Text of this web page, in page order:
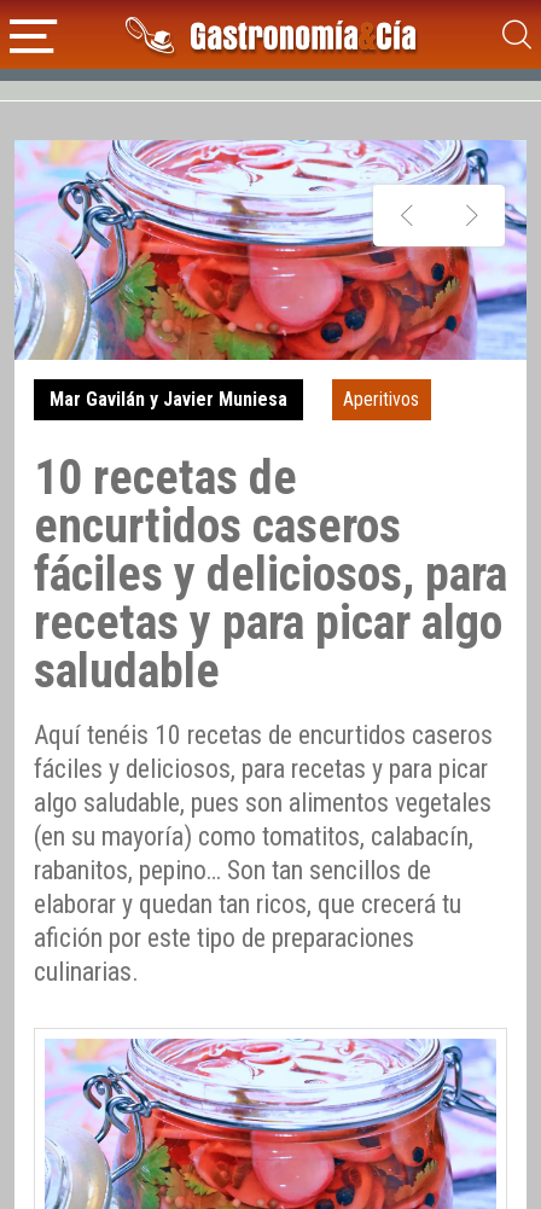
Mar Gavilán y Javier Muniesa Aperitivos
10 recetas de
encurtidos caseros
fáciles y deliciosos, para
recetas y para picar algo
saludable
Aquí tenéis 10 recetas de encurtidos caseros
fáciles y deliciosos, para recetas y para picar
algo saludable, pues son alimentos vegetales
(en su mayoría) como tomatitos, calabacín,
rabanitos, pepino… Son tan sencillos de
elaborar y quedan tan ricos, que crecerá tu
afición por este tipo de preparaciones
culinarias.